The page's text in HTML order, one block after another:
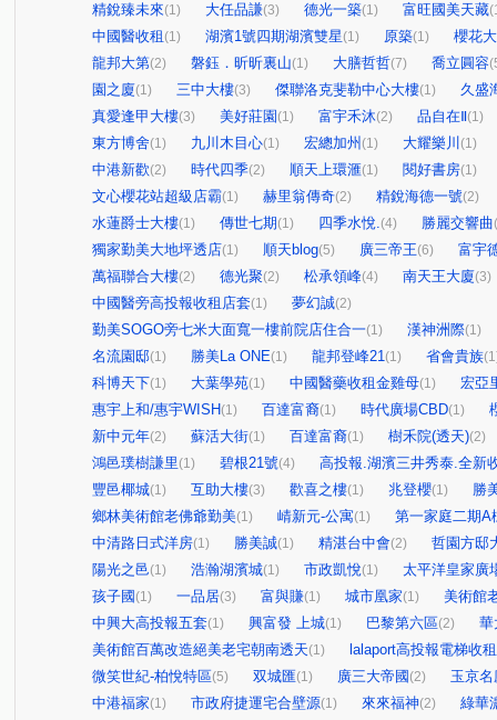
精銳臻未來(1) 大任品謙(3) 德光一築(1) 富旺國美天藏
中國醫收租 (1) 湖濱1號四期湖濱雙星(1) 原築(1)
櫻花
龍邦大第(2) 磐鈺．昕昕裏山(1) 大膳哲哲(7) 喬立圓容
園之廈(1) 三中大樓(3) 傑聯洛克斐勒中心大樓(1)
久盛
真愛逢甲大樓(3) 美好莊園 (1) 富宇禾沐(2) 品自在Ⅱ(1)
東方博舍(1) 九川木目心(1) 宏總加州 (1) 大耀樂川 (1)
中港新歡(2) 時代四季(2) 順天上環滙(1) 閱好書房(1)
文心櫻花站超級店霸(1) 赫里翁傳奇(2) 精銳海德一號(2)
水蓮爵士大樓(1) 傳世七期(1) 四季水悅.(4) 勝麗交響曲
獨家勤美大地坪透店(1) 順天blog(5) 廣三帝王(6)
富宇
萬福聯合大樓(2) 德光聚(2) 松承領峰(4) 南天王大廈(3)
中國醫旁高投報收租店套(1) 夢幻誠(2)
勤美SOGO旁七米大面寬一樓前院店住合一(1) 漢神洲際(1)
名流園邸(1) 勝美La ONE(1) 龍邦登峰21(1) 省會貴族
科博天下(1) 大葉學苑(1) 中國醫藥收租金雞母(1)
宏亞
惠宇上和/惠宇WISH(1) 百達富裔(1) 時代廣場CBD(1)
新中元年(2) 蘇活大街(1) 百達富裔(1) 樹禾院(透天)(2)
鴻邑璞樹謙里(1) 碧根21號(4)
高投報.湖濱三井秀泰.全新
豐邑椰城(1) 互助大樓(3) 歡喜之樓(1) 兆登櫻(1)
勝
鄉林美術館老佛爺勤美(1) 崝新元-公寓(1)
第一家庭二期A
中清路日式洋房(1) 勝美誠(1) 精湛台中會(2)
哲園方邸
陽光之邑(1) 浩瀚湖濱城(1) 市政凱悅(1)
太平洋皇家廣
孩子國 (1) 一品居(3) 富與賺(1) 城市凰家(1)
美術館
中興大高投報五套(1) 興富發 上城(1) 巴黎第六區(2)
華
美術館百萬改造絕美老宅朝南透天(1)
lalaport高投報電梯收
微笑世紀-柏悅特區(5) 双城匯(1) 廣三大帝國 (2)
玉京名
中港福家(1) 市政府捷運宅合壁源(1) 來來福神(2)
綠華